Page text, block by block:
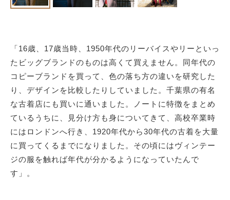
「16歳、17歳当時、1950年代のリーバイスやリーといっ
たビッグブランドのものは高くて買えません。同年代の
コピーブランドを買って、色の落ち方の違いを研究した
り、デザインを比較したりしていました。千葉県の有名
な古着店にも買いに通いました。ノートに特徴をまとめ
ているうちに、見分け方も身についてきて、高校卒業時
にはロンドンへ行き、1920年代から30年代の古着を大量
に買ってくるまでになりました。その頃にはヴィンテー
ジの服を触れば年代が分かるようになっていたんで
す」。